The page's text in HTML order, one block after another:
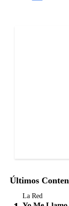
Últimos
La Red